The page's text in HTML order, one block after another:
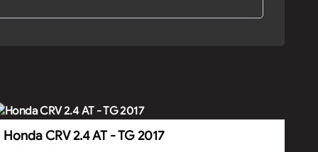
Honda CRV 2.4 AT - TG 2017